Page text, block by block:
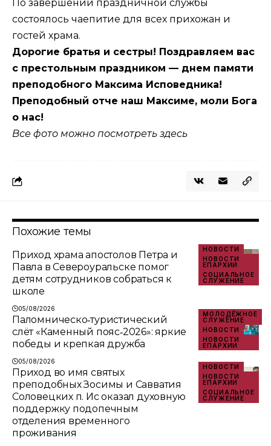
По завершении праздничной службы
состоялось чаепитие для всех прихожан и
гостей храма.
Дорогие братья и сестры! Поздравляем вас
с престольным праздником — днем памяти
преподобного Максима Исповедника!
Преподобный отче наш Максиме, моли Бога
о нас!
Все фото можно посмотреть здесь
Похожие темы
НОВОСТИ
НОВОСТИ
ЕПАРХИИ
СОЦИАЛЬНОЕ
СЛУЖЕНИЕ
Приход храма апостолов Петра и
Павла в Североуральске помог
детям сотрудников собраться к
школе
05/08/2026
МОЛОДЁЖНОЕ
СЛУЖЕНИЕ
НОВОСТИ
НОВОСТИ
ЕПАРХИИ
Паломническо‑туристический
слёт «Каменный пояс‑2026»: яркие
победы и крепкая дружба
05/08/2026
НОВОСТИ
НОВОСТИ
ЕПАРХИИ
СОЦИАЛЬНОЕ
СЛУЖЕНИЕ
Приход во имя святых
преподобных Зосимы и Савватия
Соловецких п. Ис оказал духовную
поддержку подопечным
отделения временного
проживания